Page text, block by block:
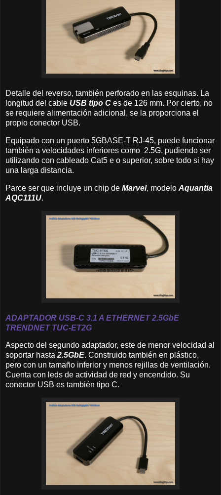
Detalle del reverso, también perforado en las esquinas. La
longitud del cable USB tipo C es de 126 mm. Por cierto, no
se requiere alimentación adicional, se la proporciona el
propio conector USB.
Equipado con un puerto 5GBASE-T RJ-45, puede funcionar
también a velocidades inferiores como 2.5G, pudiendo ser
utilizando con cableado Cat5 e o superior, sobre todo si hay
una larga distancia.
Parce ser que incluye un chip de Marvel, modelo Aquantia
AQC111U.
ADAPTADOR USB-C 3.1 A ETHERNET 2.5GbE
TRENDNETTUC-ET2G
Aspecto del segundo adaptador, este de menor velocidad al
soportar hasta2.5GbE. Construido también en plástico,
pero con un tamaño inferior y menos rejillas de ventilación.
Cuenta con leds de actividad de red y encendido. Su
conector USB es también tipo C.